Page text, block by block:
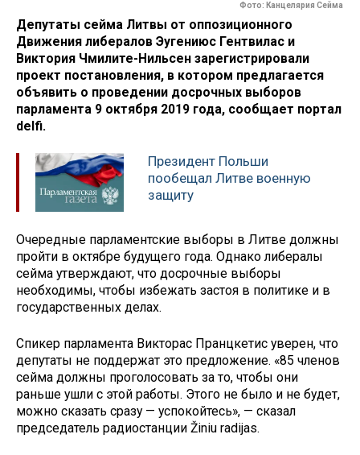
Фото: Канцелярия Сейма
Депутаты сейма Литвы от оппозиционного
Движения либералов Эугениюс Гентвилас и
Виктория Чмилите-Нильсен зарегистрировали
проект постановления, в котором предлагается
объявить о проведении досрочных выборов
парламента 9 октября 2019 года, сообщает портал
delfi.
Президент Польши
пообещал Литве военную
защиту
Очередные парламентские выборы в Литве должны
пройти в октябре будущего года. Однако либералы
сейма утверждают, что досрочные выборы
необходимы, чтобы избежать застоя в политике и в
государственных делах.
Спикер парламента Викторас Пранцкетис уверен, что
депутаты не поддержат это предложение. «85 членов
сейма должны проголосовать за то, чтобы они
раньше ушли с этой работы. Этого не было и не будет,
можно сказать сразу — успокойтесь», — сказал
председатель радиостанции Žiniu radijas.